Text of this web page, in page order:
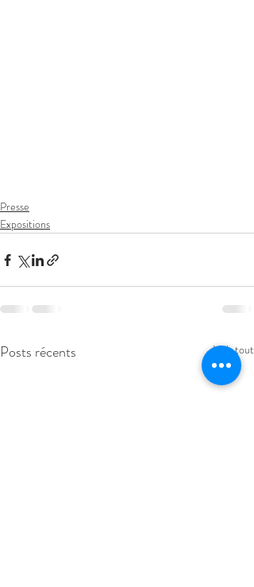
Presse
Expositions
Posts récents Voir tout